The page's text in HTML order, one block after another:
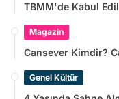
TBMM'de Kabul
Magazin
Cansever Kimdir?
Genel Kültür